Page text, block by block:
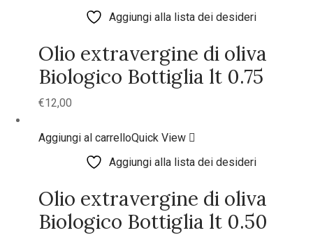
Aggiungi alla lista dei desideri
Olio extravergine di oliva
Biologico Bottiglia lt 0.75
€12,00
Aggiungi al carrelloQuick View
Aggiungi alla lista dei desideri
Olio extravergine di oliva
Biologico Bottiglia lt 0.50